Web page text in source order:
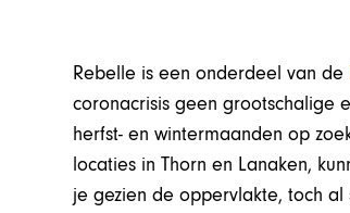
Rebelle is een onderdeel van de
coronacrisis geen grootschalige
herfst- en wintermaanden op
locaties in Thorn en Lanaken,
je gezien de oppervlakte, toch